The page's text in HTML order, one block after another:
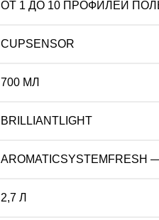
ОТ 1 ДО 10 ПРОФИЛЕЙ
CUPSENSOR
700 МЛ
BRILLIANTLIGHT
2,7 Л